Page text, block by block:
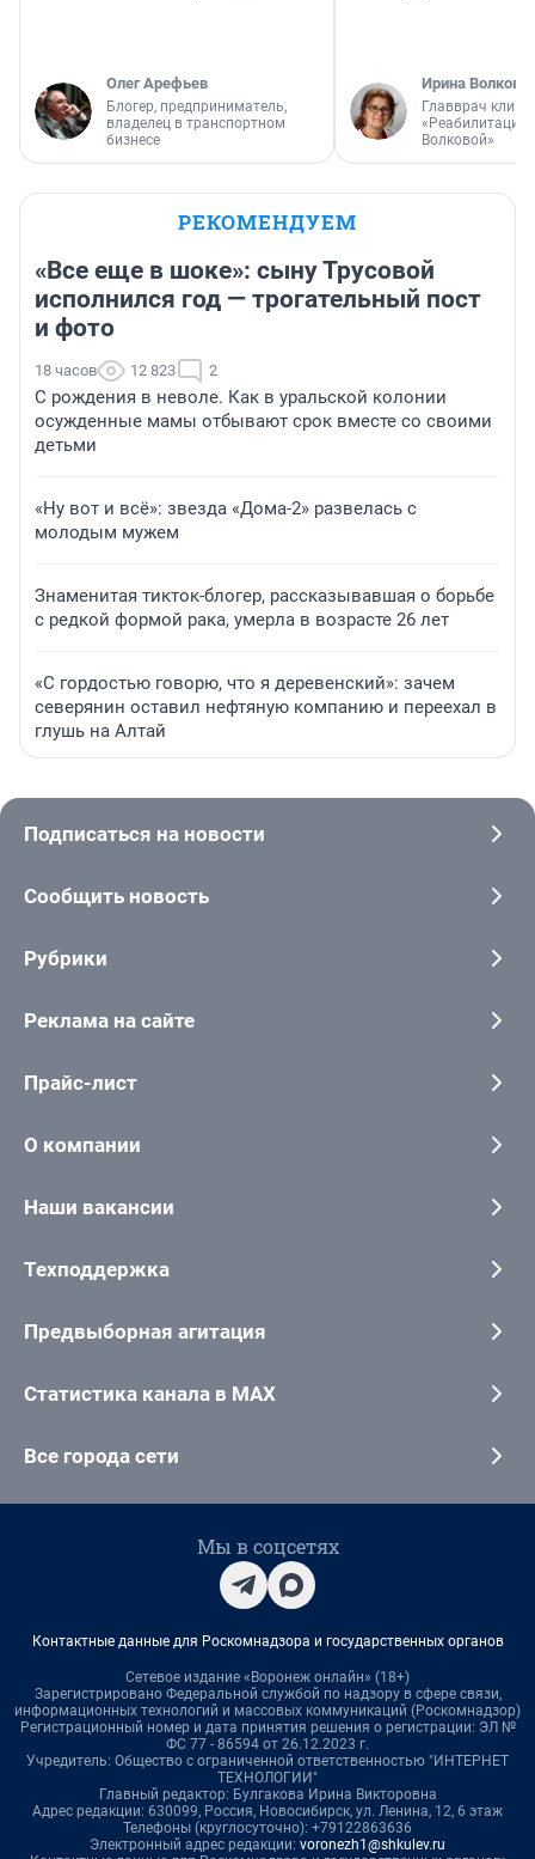
Олег Арефьев
Блогер, предприниматель,
владелец в транспортном
бизнесе
Ирина Волкова
Главврач
«Реабилитация
Волковой»
РЕКОМЕНДУЕМ
«Все еще в шоке»: сыну Трусовой
исполнился год — трогательный пост
и фото
18 часов 12 823 2
С рождения в неволе. Как в уральской колонии
осужденные мамы отбывают срок вместе со своими
детьми
«Ну вот и всё»: звезда «Дома-2» развелась с
молодым мужем
Знаменитая тикток-блогер, рассказывавшая о борьбе
с редкой формой рака, умерла в возрасте 26 лет
«С гордостью говорю, что я деревенский»: зачем
северянин оставил нефтяную компанию и переехал в
глушь на Алтай
Подписаться на новости
Сообщить новость
Рубрики
Реклама на сайте
Прайс-лист
О компании
Наши вакансии
Техподдержка
Предвыборная агитация
Статистика канала в MAX
Все города сети
Мы в соцсетях
Контактные данные для Роскомнадзора и государственных органов
Сетевое издание «Воронеж онлайн» (18+)
Зарегистрировано Федеральной службой по надзору в сфере связи,
информационных технологий и массовых коммуникаций (Роскомнадзор)
Регистрационный номер и дата принятия решения о регистрации: ЭЛ №
ФС 77 - 86594 от 26.12.2023 г.
Учредитель: Общество с ограниченной ответственностью "ИНТЕРНЕТ
ТЕХНОЛОГИИ"
Главный редактор: Булгакова Ирина Викторовна
Адрес редакции: 630099, Россия, Новосибирск, ул. Ленина, 12, 6 этаж
Телефоны (круглосуточно): +79122863636
Электронный адрес редакции: voronezh1@shkulev.ru